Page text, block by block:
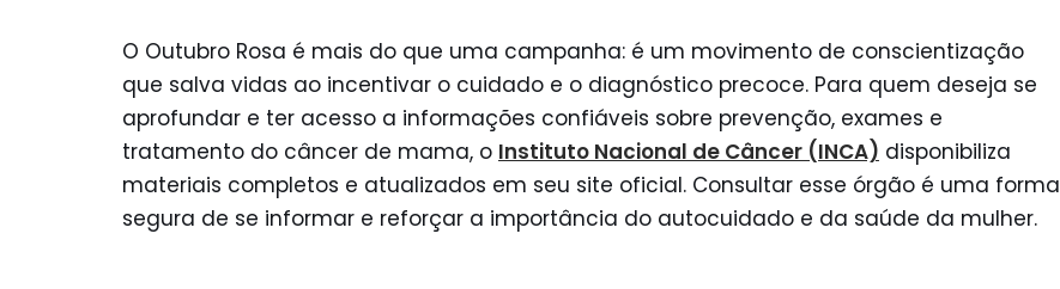
O Outubro Rosa é mais do que uma campanha: é um movimento de conscientização
que salva vidas ao incentivar o cuidado e o diagnóstico precoce. Para quem deseja se
aprofundar e ter acesso a informações confiáveis sobre prevenção, exames e
tratamento do câncer de mama, o Instituto Nacional de Câncer (INCA) disponibiliza
materiais completos e atualizados em seu site oficial. Consultar esse órgão é uma forma
segura de se informar e reforçar a importância do autocuidado e da saúde da mulher.